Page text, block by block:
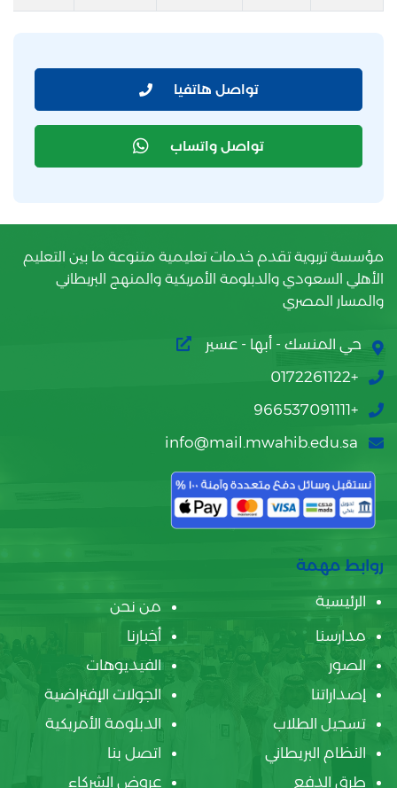
تواصل هاتفيا
تواصل واتساب
مؤسسة تربوية تقدم خدمات تعليمية متنوعة ما بين التعليم
الأهلي السعودي والدبلومة الأمريكية والمنهج البريطاني
والمسار المصري
حي المنسك - أبها - عسير
+0172261122
+966537091111
info@mail.mwahib.edu.sa
روابط مهمة
الرئيسية
من نحن
مدارسنا
أخبارنا
الصور
الفيديوهات
إصداراتنا
الجولات الإفتراضية
تسجيل الطلاب
الدبلومة الأمريكية
النظام البريطاني
اتصل بنا
طرق الدفع
عروض الشركاء